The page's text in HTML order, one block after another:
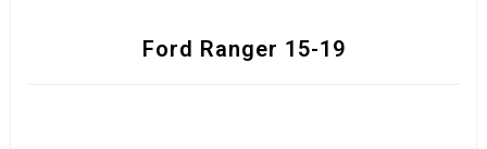
Ford Ranger 15-19